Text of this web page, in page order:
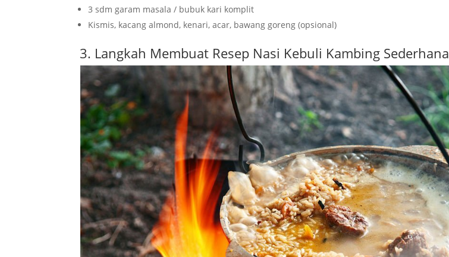
3 sdm garam masala / bubuk kari komplit
Kismis, kacang almond, kenari, acar, bawang goreng (opsional)
3. Langkah Membuat Resep Nasi Kebuli Kambing Sederhana